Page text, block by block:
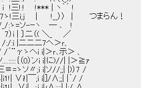
| ヽ｀´ !
| !__〉〉 | つまらん！
:ゝ=ソ-ｰヽ ─ ､ !
二（( ＼_ ／
二7ヘ＞ｒ、
へi i|＞ｒ､示＞ 、
｛（0）ンi i|に)//| |＞≧ｧ
〃;i i|ソ//;;| |)）7 /
￣;i i|]/∧;;| |´/ /